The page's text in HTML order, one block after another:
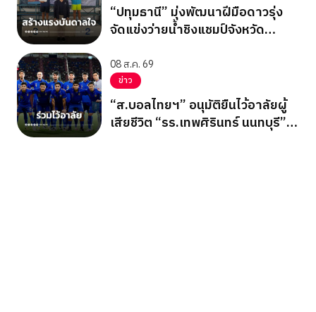
“ปทุมธานี” มุ่งพัฒนาฝีมือดาวรุ่ง
จัดแข่งว่ายน้ำชิงแชมป์จังหวัด
08 ส.ค. 69
ข่าว
“ส.บอลไทยฯ” อนุมัติยืนไว้อาลัยผู้
เสียชีวิต “รร.เทพศิรินทร์ นนทบุรี”